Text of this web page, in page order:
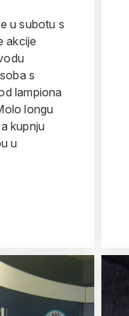
u subotu s
akcije
s
lampiona
longu
kupnju
u